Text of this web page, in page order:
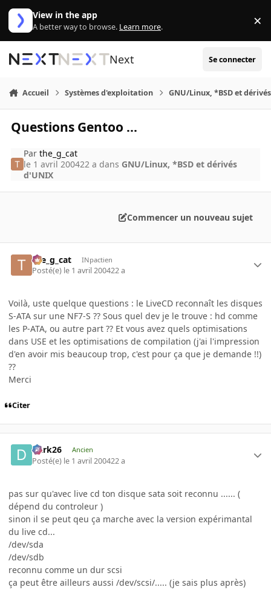
Aller au contenu
View in the app
A better way to browse. Learn more. ×
Next Se connecter
Accueil Systèmes d'exploitation GNU/Linux, *BSD et
Questions Gentoo ...
Parthe_g_cat
le 1 avril 200422 a dans GNU/Linux, *BSD et dérivés
d'UNIX
Commencer un nouveau sujet
the_g_cat INpactien
Posté(e) le 1 avril 200422 a
Voilà, uste quelque questions : le LiveCD reconnaît les disques
S-ATA sur une NF7-S ?? Sous quel dev je le trouve : hd comme
les P-ATA, ou autre part ?? Et vous avez quels optimisations
dans USE et les optimisations de compilation (j'ai l'impression
d'en avoir mis beaucoup trop, c'est pour ça que je demande !!)
??
Merci
Citer
Dark26 Ancien
Posté(e) le 1 avril 200422 a
pas sur qu'avec live cd ton disque sata soit reconnu ...... (
dépend du controleur )
sinon il se peut qeu ça marche avec la version expérimantal
du live cd...
/dev/sda
/dev/sdb
reconnu comme un dur scsi
ça peut être ailleurs aussi /dev/scsi/..... (je sais plus après)